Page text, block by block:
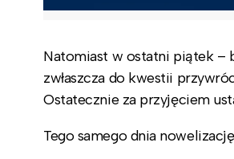
Natomiast w ostatni piątek –
zwłaszcza do kwestii
Ostatecznie za przyjęciem
Tego samego dnia